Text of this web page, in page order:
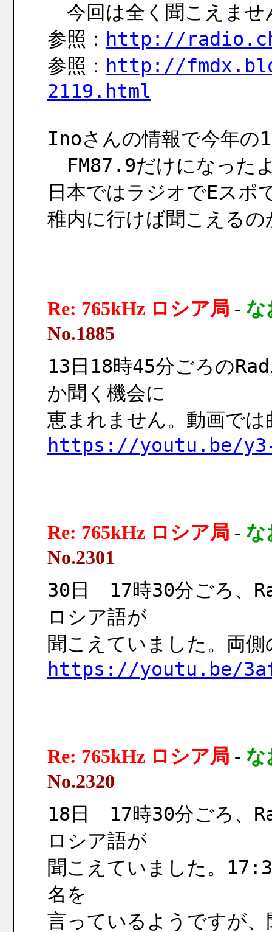
今回は全く聞こえませ
参照： http://
参照： http://
2119.html
Inoさんの情報で今年の
FM87.9だけになった
日本ではラジオでEスポ
稚内に行けば聞こえるの
Re: 765kHz ロシア局 - な
No.1885
13日18時45分ごろの
か聞く機会に
恵まれません。動画で
https://youtu.be/y3-
Re: 765kHz ロシア局 - な
No.2301
30日　17時30分ごろ
ロシア語が
聞こえていました。両
https://youtu.be/3af-
Re: 765kHz ロシア局 - な
No.2320
18日　17時30分ごろ
ロシア語が
聞こえていました。
名を
言っているようですが